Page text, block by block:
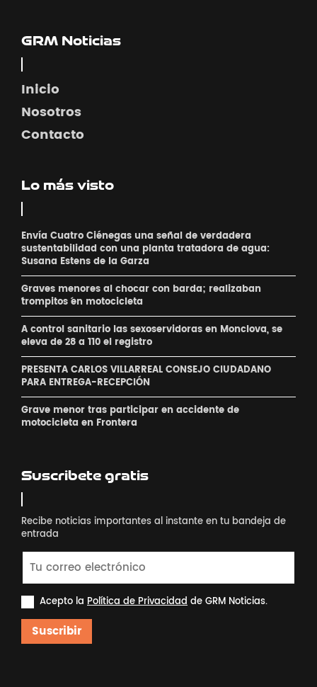
GRM Noticias
Inicio
Nosotros
Contacto
Lo más visto
Envía Cuatro Ciénegas una señal de verdadera
sustentabilidad con una planta tratadora de agua:
Susana Estens de la Garza
Graves menores al chocar con barda; realizaban
´trompitos ´en motocicleta
A control sanitario las sexoservidoras en Monclova, se
eleva de 28 a 110 el registro
PRESENTA CARLOS VILLARREAL CONSEJO CIUDADANO
PARA ENTREGA-RECEPCIÓN
Grave menor tras participar en accidente de
motocicleta en Frontera
Suscribete gratis
Recibe noticias importantes al instante en tu bandeja de
entrada
Acepto la Política de Privacidadde GRM Noticias.
Suscribir